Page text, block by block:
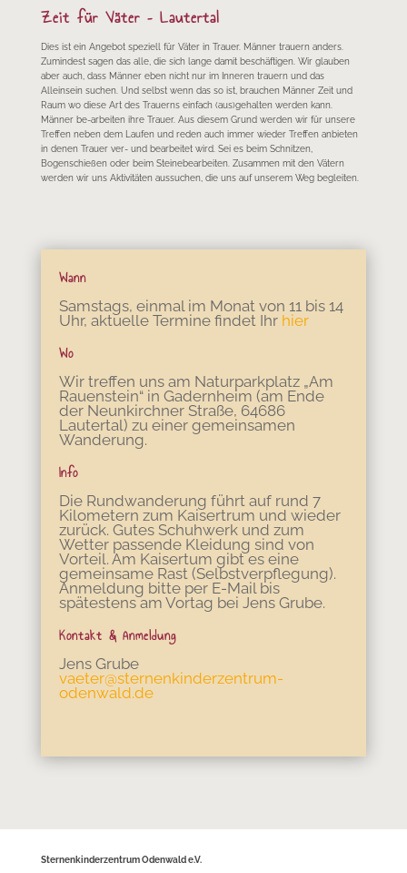
Zeit für Väter – Lautertal
Dies ist ein Angebot speziell für Väter in Trauer. Männer trauern anders.
Zumindest sagen das alle, die sich lange damit beschäftigen. Wir glauben
aber auch, dass Männer eben nicht nur im Inneren trauern und das
Alleinsein suchen. Und selbst wenn das so ist, brauchen Männer Zeit und
Raum wo diese Art des Trauerns einfach (aus)gehalten werden kann.
Männer be-arbeiten ihre Trauer. Aus diesem Grund werden wir für unsere
Treffen neben dem Laufen und reden auch immer wieder Treffen anbieten
in denen Trauer ver- und bearbeitet wird. Sei es beim Schnitzen,
Bogenschießen oder beim Steinebearbeiten. Zusammen mit den Vätern
werden wir uns Aktivitäten aussuchen, die uns auf unserem Weg begleiten.
Wann
Samstags, einmal im Monat von 11 bis 14
Uhr, aktuelle Termine findet Ihr hier
Wo
Wir treffen uns am Naturparkplatz „Am
Rauenstein“ in Gadernheim (am Ende
der Neunkirchner Straße, 64686
Lautertal) zu einer gemeinsamen
Wanderung.
Info
Die Rundwanderung führt auf rund 7
Kilometern zum Kaisertrum und wieder
zurück. Gutes Schuhwerk und zum
Wetter passende Kleidung sind von
Vorteil. Am Kaisertum gibt es eine
gemeinsame Rast (Selbstverpflegung).
Anmeldung bitte per E-Mail bis
spätestens am Vortag bei Jens Grube.
Kontakt & Anmeldung
Jens Grube
vaeter@sternenkinderzentrum-
odenwald.de
Sternenkinderzentrum Odenwald e.V.